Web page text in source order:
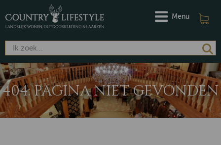
Menu
404: PAGINA NIET GEVONDEN